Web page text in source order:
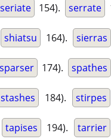
seriate 154). serrate
shiatsu 164). sierras
sparser 174). spathes
stashes 184). stirpes
tapises 194). tarrier